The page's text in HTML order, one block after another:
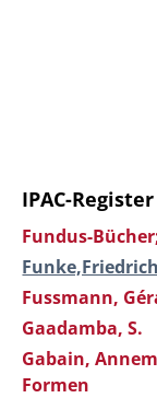
IPAC-Register
Fundus-
Fussmann,
Gaadamba, S.
Gabain,
Formen